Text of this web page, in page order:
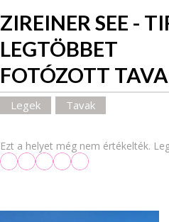
ZIREINER SEE -
LEGTÖBBET
FOTÓZOTT TAVA
Legek Tavak
Ezt a helyet még nem értékelték.